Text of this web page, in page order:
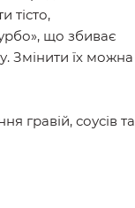
тісто,
що збиває
Змінити їх можна
гравій, соусів та